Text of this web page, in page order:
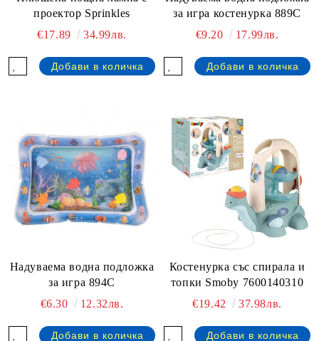
проектор Sprinkles
€17.89
34.99лв.
за игра костенурка 889C
€9.20
17.99лв.
Надуваема водна подложка
за игра 894C
€6.30
12.32лв.
Костенурка със спирала и
топки Smoby 7600140310
€19.42
37.98лв.